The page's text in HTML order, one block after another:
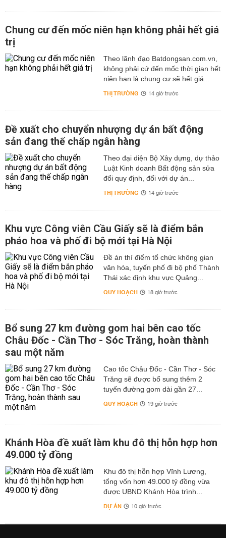
Chung cư đến mốc niên hạn không phải hết giá
trị
Theo lãnh đạo Batdongsan.com.vn,
không phải cứ đến mốc thời gian hết
niên hạn là chung cư sẽ hết giá...
THỊ TRƯỜNG 14 giờ trước
Đề xuất cho chuyển nhượng dự án bất động
sản đang thế chấp ngân hàng
Theo đại diện Bộ Xây dựng, dự thảo
Luật Kinh doanh Bất động sản sửa
đổi quy định, đối với dự án...
THỊ TRƯỜNG 14 giờ trước
Khu vực Công viên Cầu Giấy sẽ là điểm bắn
pháo hoa và phố đi bộ mới tại Hà Nội
Đề án thí điểm tổ chức không gian
văn hóa, tuyến phố đi bộ phố Thành
Thái xác định khu vực Quảng...
QUY HOẠCH 18 giờ trước
Bổ sung 27 km đường gom hai bên cao tốc
Châu Đốc - Cần Thơ - Sóc Trăng, hoàn thành
sau một năm
Cao tốc Châu Đốc - Cần Thơ - Sóc
Trăng sẽ được bổ sung thêm 2
tuyến đường gom dài gần 27...
QUY HOẠCH 19 giờ trước
Khánh Hòa đề xuất làm khu đô thị hỗn hợp hơn
49.000 tỷ đồng
Khu đô thị hỗn hợp Vĩnh Lương,
tổng vốn hơn 49.000 tỷ đồng vừa
được UBND Khánh Hòa trình...
DỰ ÁN 10 giờ trước